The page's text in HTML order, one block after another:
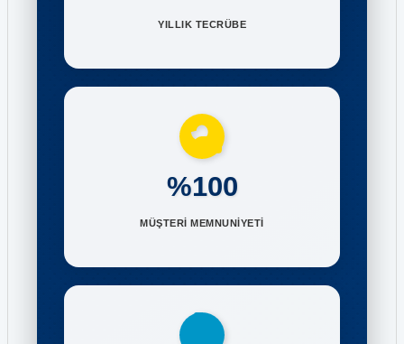
YILLIK TECRÜBE
%100
MÜŞTERİ MEMNUNİYETİ